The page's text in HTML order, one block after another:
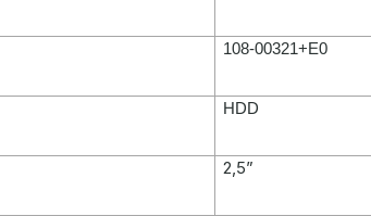
108-00321+E0
HDD
2,5”